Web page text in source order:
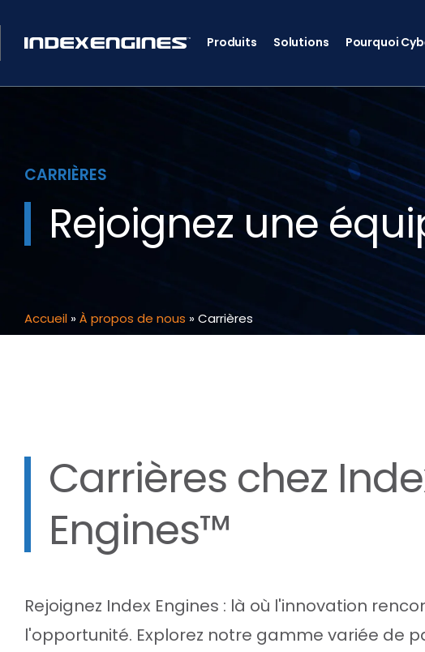
Produits Solutions Pourquoi
CARRIÈRES
Rejoignez une
Accueil » À propos de nous » Carrières
Carrières chez
Engines™
Rejoignez Index Engines : là où l'innovation
l'opportunité. Explorez notre gamme variée de